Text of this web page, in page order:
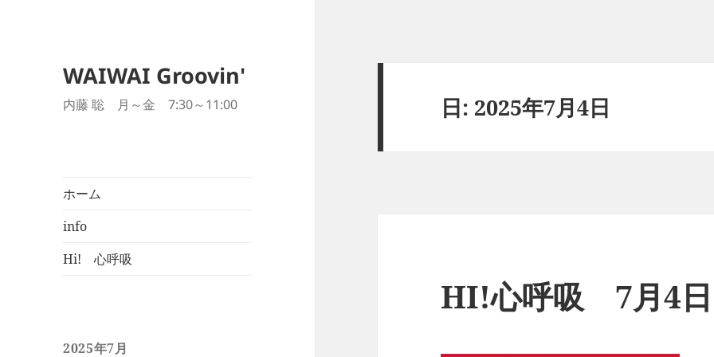
WAIWAI Groovin'
内藤 聡 月～金 7:30～11:00
ホーム
info
Hi! 心呼吸
2025年7月
日: 2025年7月4日
HI!心呼吸 7月4日